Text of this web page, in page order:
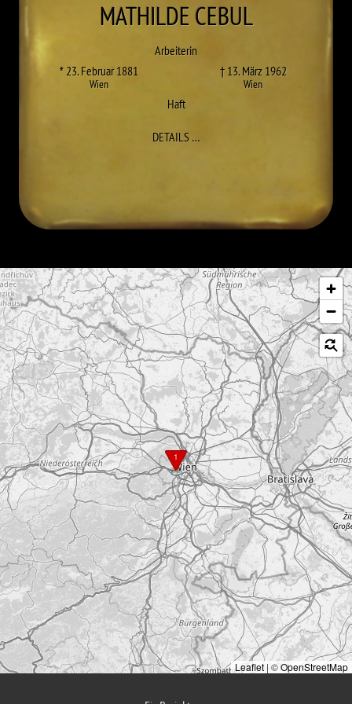
MATHILDECEBUL
Arbeiterin
* 23. Februar 1881
Wien
† 13. März 1962
Wien
Haft
DETAILS…ZU MATHILDE CEBUL
Karte überspringen
1
Leaflet | ©OpenStreetMap